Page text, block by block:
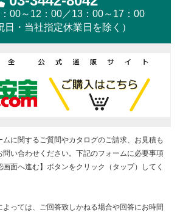
00～12：00／13：00～17：00
日・当社指定休業日を除く）
ムに関するご質問やカタログのご請求、お見積も
問い合わせください。下記のフォームに必要事項
面へ進む】ボタンをクリック（タップ）してく
っては、ご回答致しかねる場合や回答にお時間